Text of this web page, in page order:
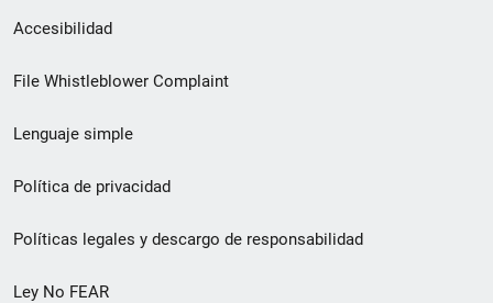
Menú
de
de
pie
de
página
Accesibilidad
File Whistleblower Complaint
Lenguaje simple
Política de privacidad
Políticas legales y descargo de responsabilidad
Ley No FEAR